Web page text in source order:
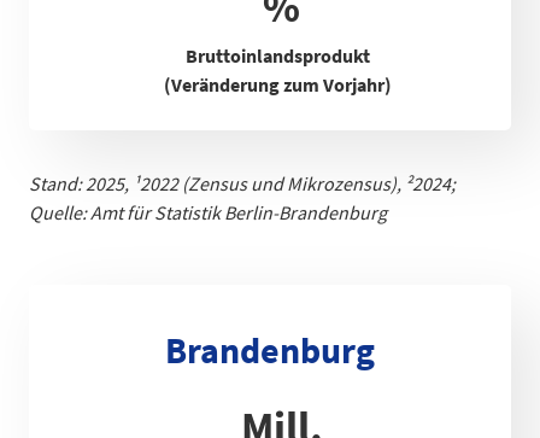
Bruttoinlandsprodukt
(Veränderung zum Vorjahr)
Stand: 2025, ¹2022 (Zensus und Mikrozensus), ²2024;
Quelle: Amt für Statistik Berlin-Brandenburg
Brandenburg